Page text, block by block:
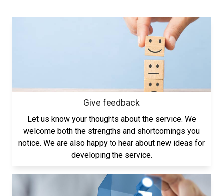
Give feedback
Let us know your thoughts about the service. We
welcome both the strengths and shortcomings you
notice. We are also happy to hear about new ideas for
developing the service.